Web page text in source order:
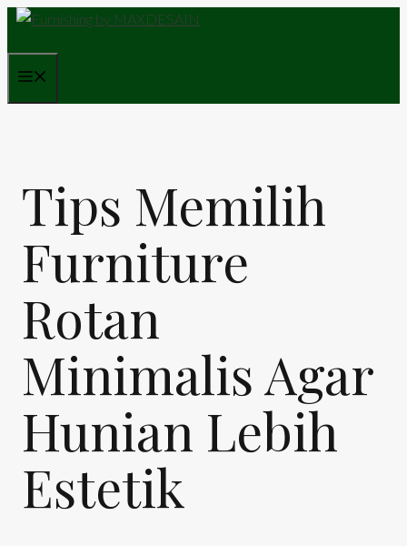
Skip
content
Tips Memilih
Furniture
Rotan
Minimalis Agar
Hunian Lebih
Estetik